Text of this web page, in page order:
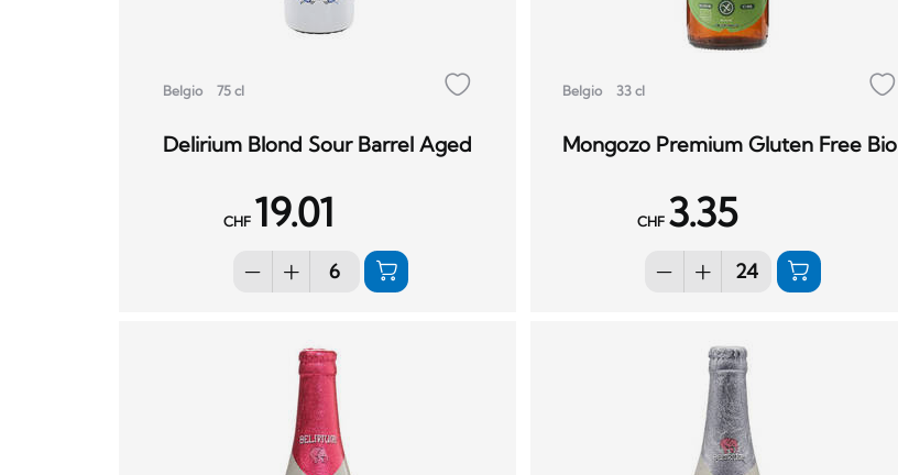
Belgio 75 cl
Delirium Blond Sour Barrel Aged
CHF 19.01
Belgio 33 cl
Mongozo Premium Gluten Free Bio
CHF 3.35